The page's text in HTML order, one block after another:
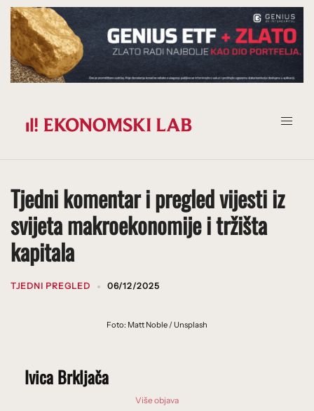
Prijeđi
na
sadržaj
Tjedni komentar i pregled vijesti iz
svijeta makroekonomije i tržišta
kapitala
TJEDNI PREGLED 06/12/2025
Foto: Matt Noble / Unsplash
Ivica Brkljača
Više objava